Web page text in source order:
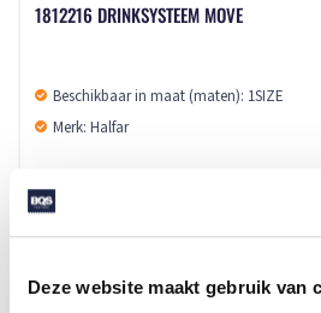
Deze website maakt gebruik van
1812216 DRINKSYSTEEM MOVE
Beschikbaar in maat (maten): 1SIZE
Merk: Halfar